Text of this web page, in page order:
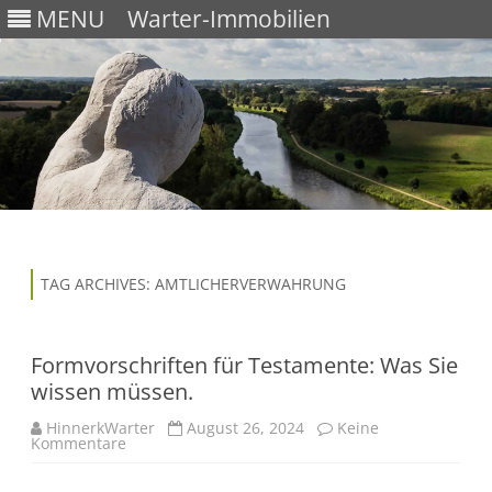
MENU Warter-Immobilien
TAG ARCHIVES: AMTLICHERVERWAHRUNG
Formvorschriften für Testamente: Was Sie
wissen müssen.
HinnerkWarter August 26, 2024 Keine
Kommentare